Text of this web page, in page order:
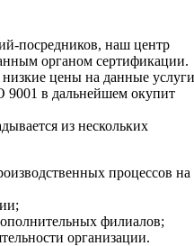
посредников, наш центр
органом сертификации.
цены на данные
в дальнейшем окупит
из нескольких
процессов на
филиалов;
организации.